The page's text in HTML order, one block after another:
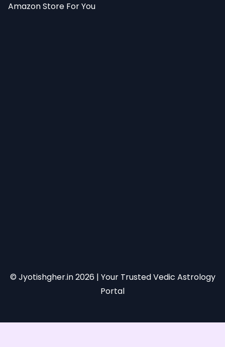
Amazon Store For You
© Jyotishgher.in2026| Your Trusted Vedic Astrology
Portal